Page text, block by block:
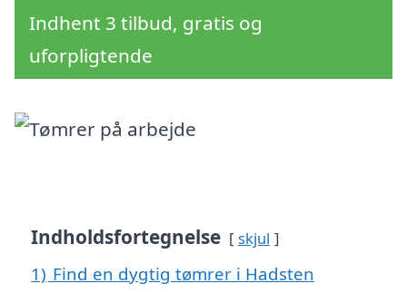
Indhent 3 tilbud, gratis og
uforpligtende
Indholdsfortegnelse skjul
1) Find en dygtig tømrer i Hadsten